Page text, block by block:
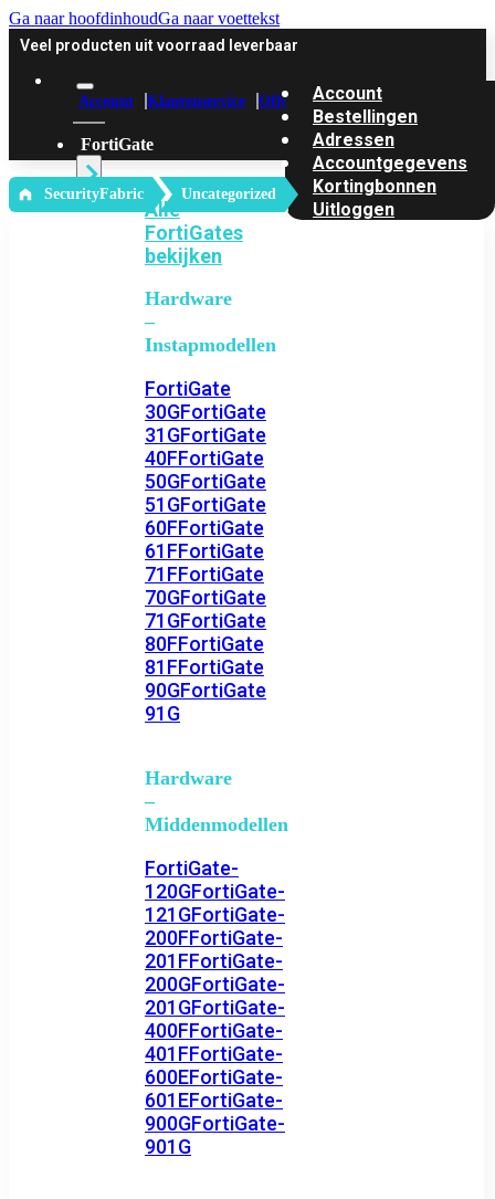
Ga naar hoofdinhoudGa naar voettekst
Veel producten uit voorraad leverbaar
Account Klantenservice Offerte
FortiGate
Alle
FortiGates
bekijken
Hardware
–
Instapmodellen
FortiGate
30GFortiGate
31GFortiGate
40FFortiGate
50GFortiGate
51GFortiGate
60FFortiGate
61FFortiGate
71FFortiGate
70GFortiGate
71GFortiGate
80FFortiGate
81FFortiGate
90GFortiGate
91G
Hardware
–
Middenmodellen
FortiGate-
120GFortiGate-
121GFortiGate-
200FFortiGate-
201FFortiGate-
200GFortiGate-
201GFortiGate-
400FFortiGate-
401FFortiGate-
600EFortiGate-
601EFortiGate-
900GFortiGate-
901G
Account
Bestellingen
Adressen
Accountgegevens
Kortingbonnen
Uitloggen
‎ SecurityFabric Uncategorized